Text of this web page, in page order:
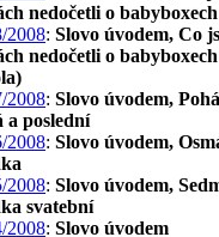
nedočetli o babyboxech
2008: Slovo úvodem, Co
nedočetli o
2008: Slovo úvodem,
a poslední
2008: Slovo úvodem,
2008: Slovo úvodem,
svatební
2008: Slovo úvodem